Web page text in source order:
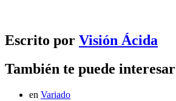
Escrito por Visión Ácida
También te puede interesar
en Variado